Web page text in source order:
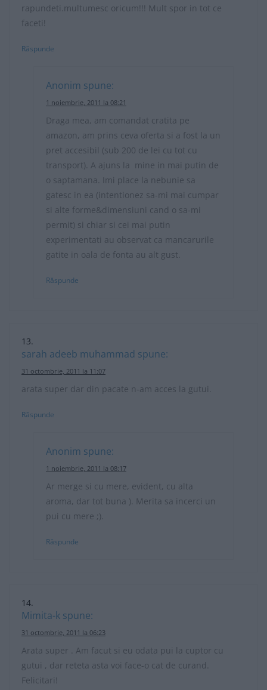
rapundeti.multumesc oricum!!! Mult spor in tot ce
faceti!
Răspunde
Anonim spune:
1 noiembrie, 2011 la 08:21
Draga mea, am comandat cratita pe
amazon, am prins ceva oferta si a fost la un
pret accesibil (sub 200 de lei cu tot cu
transport). A ajuns la mine in mai putin de
o saptamana. Imi place la nebunie sa
gatesc in ea (intentionez sa-mi mai cumpar
si alte forme&dimensiuni cand o sa-mi
permit) si chiar si cei mai putin
experimentati au observat ca mancarurile
gatite in oala de fonta au alt gust.
Răspunde
sarah adeeb muhammad spune:
31 octombrie, 2011 la 11:07
arata super dar din pacate n-am acces la gutui.
Răspunde
Anonim spune:
1 noiembrie, 2011 la 08:17
Ar merge si cu mere, evident, cu alta
aroma, dar tot buna ). Merita sa incerci un
pui cu mere ;).
Răspunde
Mimita-k spune:
31 octombrie, 2011 la 06:23
Arata super . Am facut si eu odata pui la cuptor cu
gutui , dar reteta asta voi face-o cat de curand.
Felicitari!